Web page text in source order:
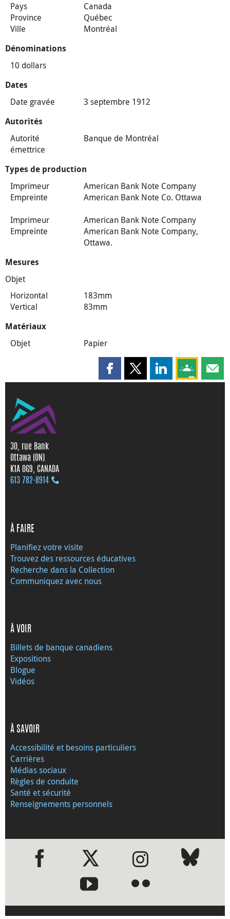
Pays
Canada
Province
Québec
Ville
Montréal
Dénominations
10 dollars
Dates
Date gravée 3 septembre 1912
Autorités
Autorité
émettrice
Banque de Montréal
Types de production
Imprimeur
American Bank Note Company
Empreinte
American Bank Note Co. Ottawa
Imprimeur
American Bank Note Company
Empreinte
American Bank Note Company,
Ottawa.
Mesures
Objet
Horizontal
183mm
Vertical
83mm
Matériaux
Objet Papier
Partager cette page sur
Partager cette page sur X
Partager cette
Partagez
30, rue Bank
Ottawa (ON)
K1A 0G9, CANADA
613 782‑8914
À FAIRE
Planifiez votre visite
Trouvez des ressources éducatives
Recherche dans la Collection
Communiquez avec nous
À VOIR
Billets de banque canadiens
Expositions
Blogue
Vidéos
À SAVOIR
Accessibilité et besoins particuliers
Carrières
Médias sociaux
Règles de conduite
Santé et sécurité
Renseignements personnels
●●